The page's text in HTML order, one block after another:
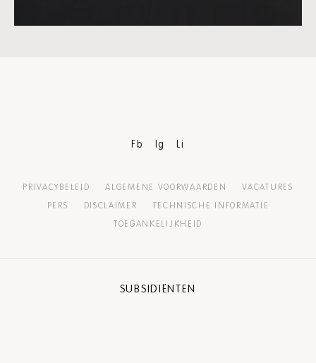
Fb Ig Li
PRIVACYBELEID ALGEMENE VOORWAARDEN
VACATURES
PERS
DISCLAIMER
TECHNISCHE INFORMATIE
TOEGANKELIJKHEID
SUBSIDIËNTEN